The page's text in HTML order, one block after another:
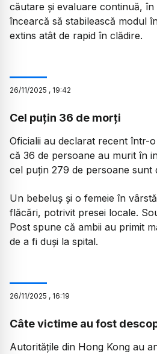
căutare și evaluare continuă,
încearcă să stabilească modul
extins atât de rapid în clădire.
26/11/2025 , 19:42
Cel puțin 36 de morți
Oficialii au declarat recent într-
că 36 de persoane au murit în
cel puțin 279 de persoane sunt
Un bebeluș și o femeie în
flăcări, potrivit presei locale.
Post spune că ambii au primit
de a fi duși la spital.
26/11/2025 , 16:19
Câte victime au fost
Autoritățile din Hong Kong au